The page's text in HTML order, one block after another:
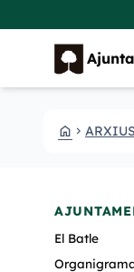
HOME CHEVRON_RIGHT
El Batle